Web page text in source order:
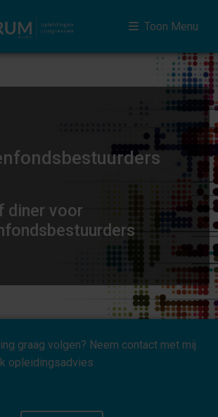
Toon Menu
diner voor
graag volgen? Neem contact met mij
opleidingsadvies